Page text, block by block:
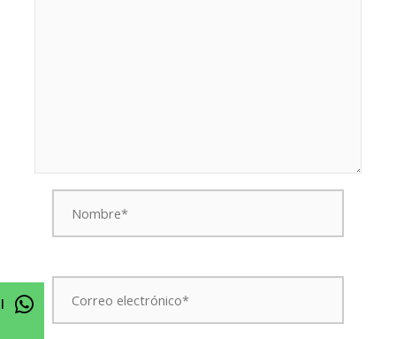
Nombre*
Correo
electrónico*